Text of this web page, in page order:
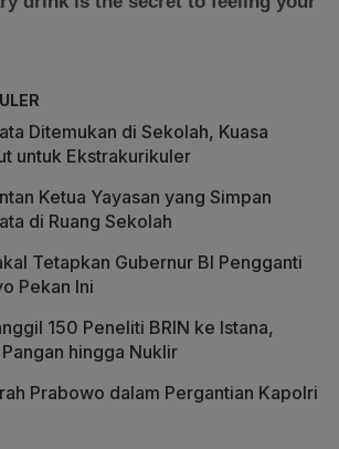
Ditemukan di Sekolah, Kuasa
untuk Ekstrakurikuler
Ketua Yayasan yang Simpan
di Ruang Sekolah
Tetapkan Gubernur BI Pengganti
Pekan Ini
150 Peneliti BRIN ke Istana,
hingga Nuklir
Prabowo dalam Pergantian Kapolri